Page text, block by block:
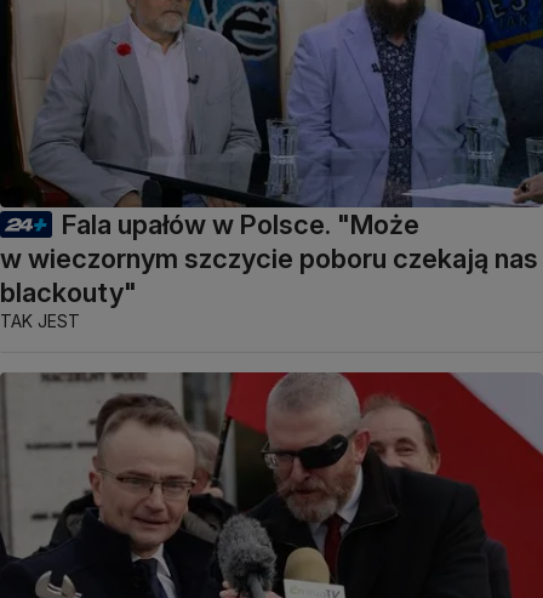
Fala upałów w Polsce. "Może
w wieczornym szczycie poboru czekają nas
blackouty"
TAK JEST